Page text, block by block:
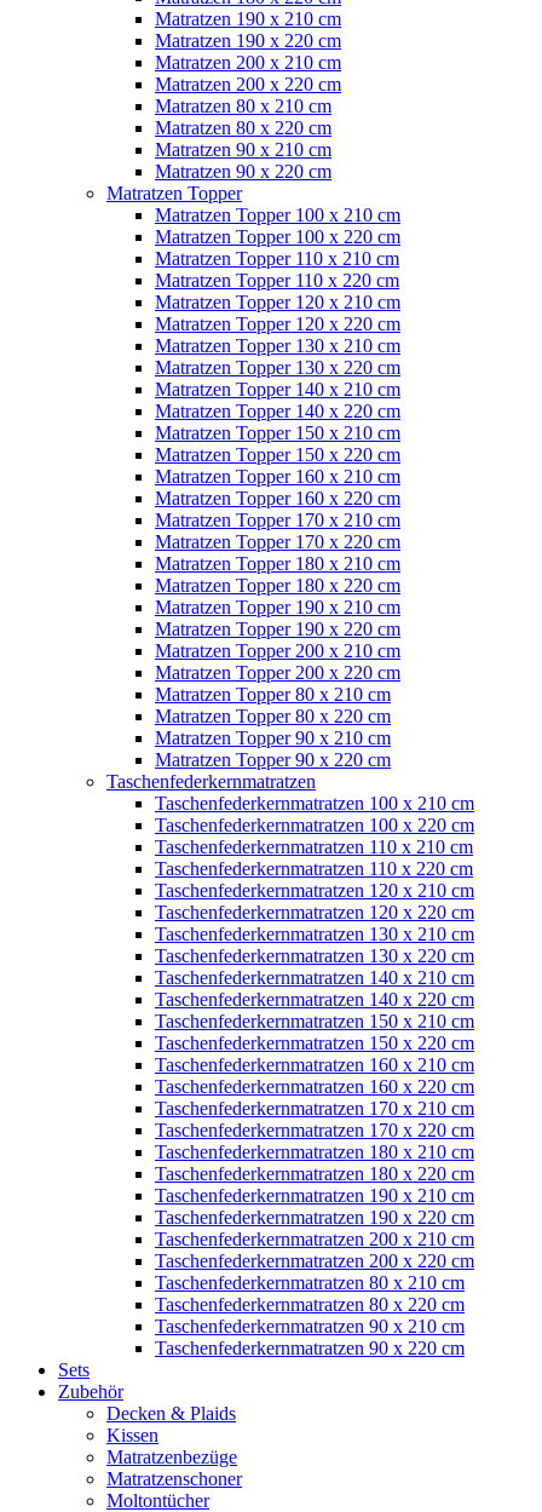
Matratzen 190 x 210 cm
Matratzen 190 x 220 cm
Matratzen 200 x 210 cm
Matratzen 200 x 220 cm
Matratzen 80 x 210 cm
Matratzen 80 x 220 cm
Matratzen 90 x 210 cm
Matratzen 90 x 220 cm
Matratzen Topper
Matratzen Topper 100 x 210 cm
Matratzen Topper 100 x 220 cm
Matratzen Topper 110 x 210 cm
Matratzen Topper 110 x 220 cm
Matratzen Topper 120 x 210 cm
Matratzen Topper 120 x 220 cm
Matratzen Topper 130 x 210 cm
Matratzen Topper 130 x 220 cm
Matratzen Topper 140 x 210 cm
Matratzen Topper 140 x 220 cm
Matratzen Topper 150 x 210 cm
Matratzen Topper 150 x 220 cm
Matratzen Topper 160 x 210 cm
Matratzen Topper 160 x 220 cm
Matratzen Topper 170 x 210 cm
Matratzen Topper 170 x 220 cm
Matratzen Topper 180 x 210 cm
Matratzen Topper 180 x 220 cm
Matratzen Topper 190 x 210 cm
Matratzen Topper 190 x 220 cm
Matratzen Topper 200 x 210 cm
Matratzen Topper 200 x 220 cm
Matratzen Topper 80 x 210 cm
Matratzen Topper 80 x 220 cm
Matratzen Topper 90 x 210 cm
Matratzen Topper 90 x 220 cm
Taschenfederkernmatratzen
Taschenfederkernmatratzen 100 x 210 cm
Taschenfederkernmatratzen 100 x 220 cm
Taschenfederkernmatratzen 110 x 210 cm
Taschenfederkernmatratzen 110 x 220 cm
Taschenfederkernmatratzen 120 x 210 cm
Taschenfederkernmatratzen 120 x 220 cm
Taschenfederkernmatratzen 130 x 210 cm
Taschenfederkernmatratzen 130 x 220 cm
Taschenfederkernmatratzen 140 x 210 cm
Taschenfederkernmatratzen 140 x 220 cm
Taschenfederkernmatratzen 150 x 210 cm
Taschenfederkernmatratzen 150 x 220 cm
Taschenfederkernmatratzen 160 x 210 cm
Taschenfederkernmatratzen 160 x 220 cm
Taschenfederkernmatratzen 170 x 210 cm
Taschenfederkernmatratzen 170 x 220 cm
Taschenfederkernmatratzen 180 x 210 cm
Taschenfederkernmatratzen 180 x 220 cm
Taschenfederkernmatratzen 190 x 210 cm
Taschenfederkernmatratzen 190 x 220 cm
Taschenfederkernmatratzen 200 x 210 cm
Taschenfederkernmatratzen 200 x 220 cm
Taschenfederkernmatratzen 80 x 210 cm
Taschenfederkernmatratzen 80 x 220 cm
Taschenfederkernmatratzen 90 x 210 cm
Taschenfederkernmatratzen 90 x 220 cm
Sets
Zubehör
Decken & Plaids
Kissen
Matratzenbezüge
Matratzenschoner
Moltontücher